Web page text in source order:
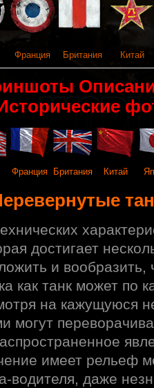
Франция Британия Китай
Франция Британия Китай
достигает
и вообразить,
как танк может по
на кажущуюся
могут
имеет рельеф
водителя, даже